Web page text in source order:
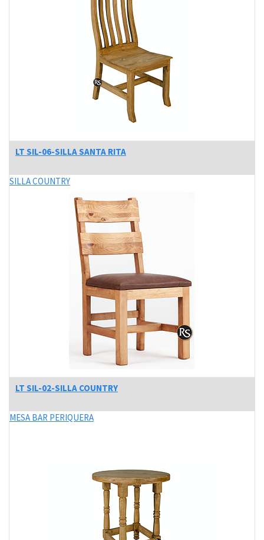
LT SIL-06-SILLA SANTA RITA
SILLA COUNTRY
LT SIL-02-SILLA COUNTRY
MESA BAR PERIQUERA